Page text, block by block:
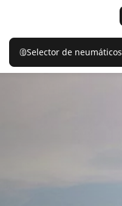
Selector de neumáticos